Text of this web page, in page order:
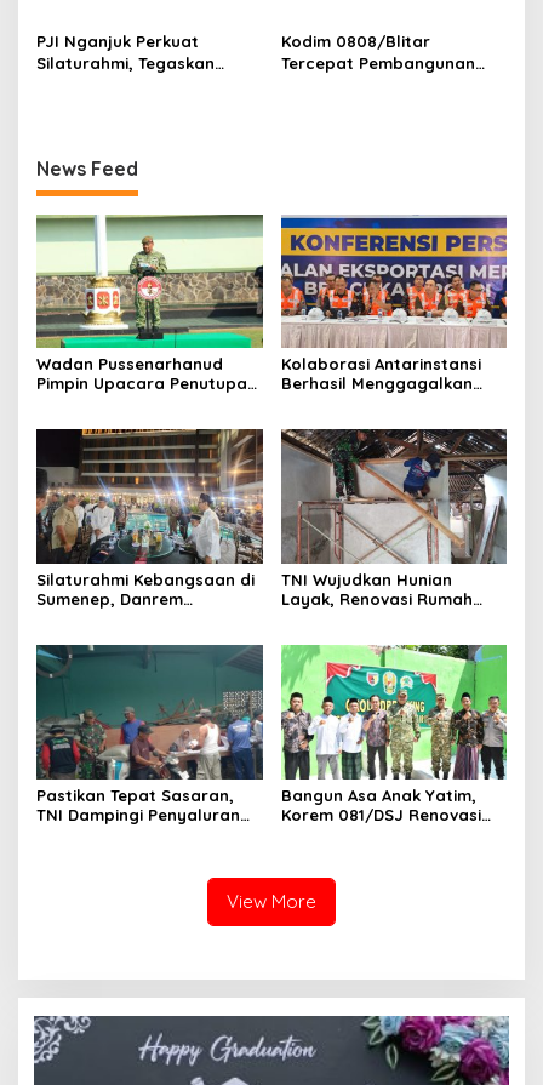
PJI Nganjuk Perkuat
Silaturahmi, Tegaskan
Kodim 0808/Blitar
Tercepat Pembangunan
News Feed
Wadan Pussenarhanud
Pimpin Upacara Penutupan
Pusdikarhanud
Kolaborasi Antarinstansi
Berhasil Menggagalkan
Silaturahmi Kebangsaan di
Sumenep, Danrem
Bangun Madura
TNI Wujudkan Hunian
Layak, Renovasi Rumah
Pastikan Tepat Sasaran,
TNI Dampingi Penyaluran
Bangun Asa Anak Yatim,
Korem 081/DSJ Renovasi
View More